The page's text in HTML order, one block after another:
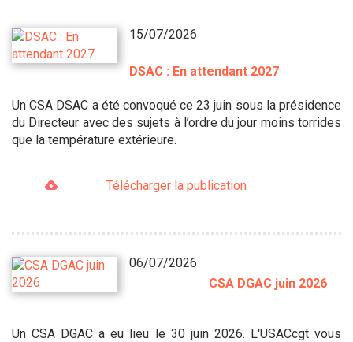
15/07/2026
DSAC : En attendant 2027
Un CSA DSAC a été convoqué ce 23 juin sous la présidence
du Directeur avec des sujets à l’ordre du jour moins torrides
que la température extérieure.
Télécharger la publication
06/07/2026
CSA DGAC juin 2026
Un CSA DGAC a eu lieu le 30 juin 2026. L'USACcgt vous